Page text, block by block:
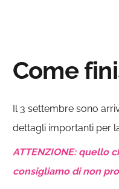
Come
Il 3 settembre sono
dettagli importanti per
ATTENZIONE: quello
consigliamo di non